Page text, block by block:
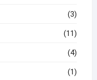
(3)
(11)
(4)
(1)